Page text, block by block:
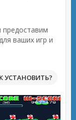
ваших игр и
УСТАНОВИТЬ?